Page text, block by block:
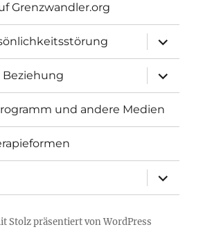
Grenzwandler.org
öffnen
öffnen
und andere Medien
öffnen
Stolz präsentiert von WordPress